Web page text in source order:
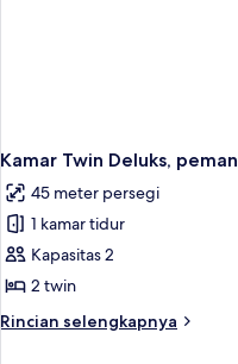
Kamar Twin Deluks,
45 meter persegi
1 kamar tidur
Kapasitas 2
2 twin
Rincian selengkapnya
Rincian